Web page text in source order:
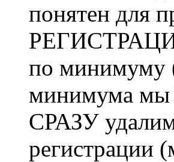
понятен для
РЕГИСТРАЦИИ
по минимуму
минимума мы
СРАЗУ
регистрации